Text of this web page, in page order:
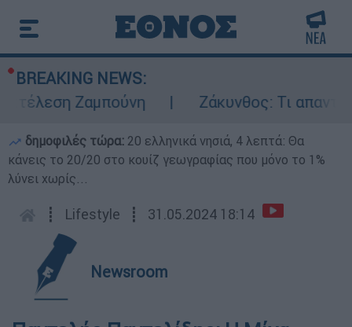
BREAKING NEWS:
Ζαμπούνη
Ζάκυνθος: Τι απαντά η
δημοφιλές τώρα: 20 ελληνικά νησιά, 4 λεπτά: Θα
κάνεις το 20/20 στο κουίζ γεωγραφίας που μόνο το 1%
λύνει χωρίς...
┋ Lifestyle ┋ 31.05.2024 18:14
Newsroom